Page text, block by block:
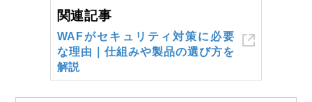
関連記事
WAFがセキュリティ対策に必要
な理由｜仕組みや製品の選び方を
解説